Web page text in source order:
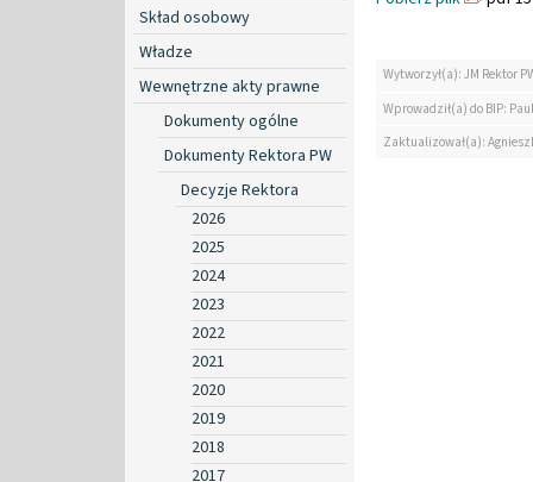
Skład osobowy
Władze
Wewnętrzne akty prawne
Dokumenty ogólne
Dokumenty Rektora PW
Decyzje Rektora
2026
2025
2024
2023
2022
2021
2020
2019
2018
2017
Wytworzył(a): JM Rektor
Wprowadził(a) do BIP:
Zaktualizował(a):